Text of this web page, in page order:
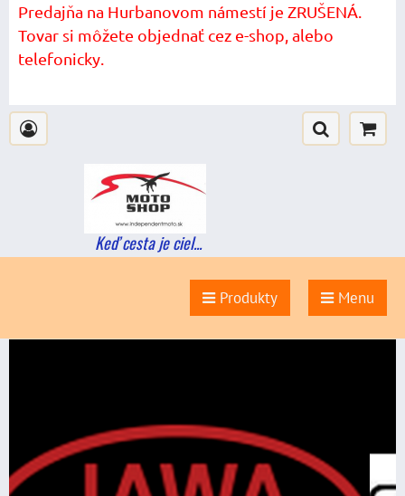
Predajňa na Hurbanovom námestí je ZRUŠENÁ.
Tovar si môžete objednať cez e-shop, alebo
telefonicky.
Keď cesta je ciel...
Produkty Menu